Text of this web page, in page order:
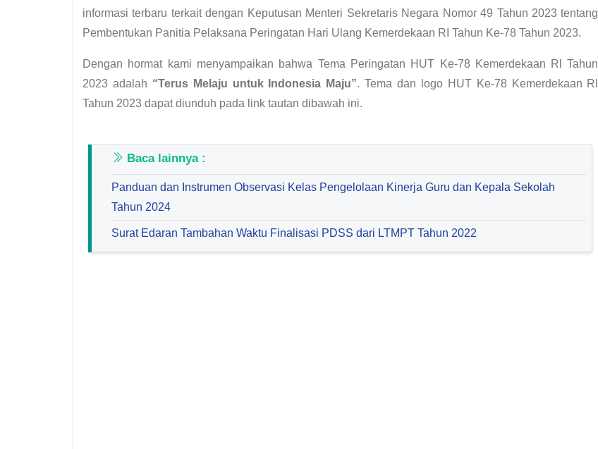
informasi terbaru terkait dengan Keputusan Menteri Sekretaris Negara Nomor 49 Tahun 2023 tentang
Pembentukan Panitia Pelaksana Peringatan Hari Ulang Kemerdekaan RI Tahun Ke-78 Tahun 2023.
Dengan hormat kami menyampaikan bahwa Tema Peringatan HUT Ke-78 Kemerdekaan Rl Tahun
2023 adalah “Terus Melaju untuk Indonesia Maju”. Tema dan logo HUT Ke-78 Kemerdekaan Rl
Tahun 2023 dapat diunduh pada link tautan dibawah ini.
Baca lainnya :
Panduan dan Instrumen Observasi Kelas Pengelolaan Kinerja Guru dan Kepala Sekolah
Tahun 2024
Surat Edaran Tambahan Waktu Finalisasi PDSS dari LTMPT Tahun 2022